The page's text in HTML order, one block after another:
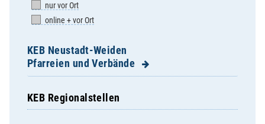
nur vor Ort
online + vor Ort
KEB Neustadt-Weiden
Pfarreien und Verbände
KEB Regionalstellen